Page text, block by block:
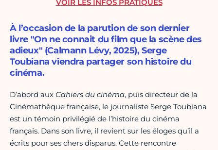
À l’occasion de la parution de son dernier
livre "On ne connait du film que la scène des
adieux" (Calmann Lévy, 2025), Serge
Toubiana viendra partager son histoire du
cinéma.
D’abord aux Cahiers du cinéma, puis directeur de la
Cinémathèque française, le journaliste Serge Toubiana
est un témoin privilégié de l’histoire du cinéma
français. Dans son livre, il revient sur les éloges qu’il a
écrits pour ses chers disparus. Cette rencontre
VOIR LES INFOS PRATIQUES